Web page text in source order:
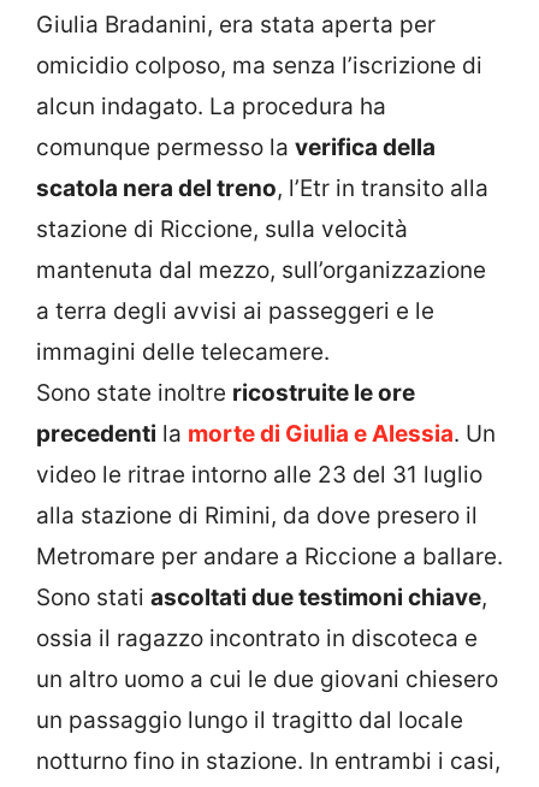
Giulia Bradanini, era stata aperta per
omicidio colposo, ma senza l’iscrizione di
alcun indagato. La procedura ha
comunque permesso la verifica della
scatola nera del treno, l’Etr in transito alla
stazione di Riccione, sulla velocità
mantenuta dal mezzo, sull’organizzazione
a terra degli avvisi ai passeggeri e le
immagini delle telecamere.
Sono state inoltre ricostruite le ore
precedenti la morte di Giulia e Alessia. Un
video le ritrae intorno alle 23 del 31 luglio
alla stazione di Rimini, da dove presero il
Metromare per andare a Riccione a ballare.
Sono stati ascoltati due testimoni chiave,
ossia il ragazzo incontrato in discoteca e
un altro uomo a cui le due giovani chiesero
un passaggio lungo il tragitto dal locale
notturno fino in stazione. In entrambi i casi,